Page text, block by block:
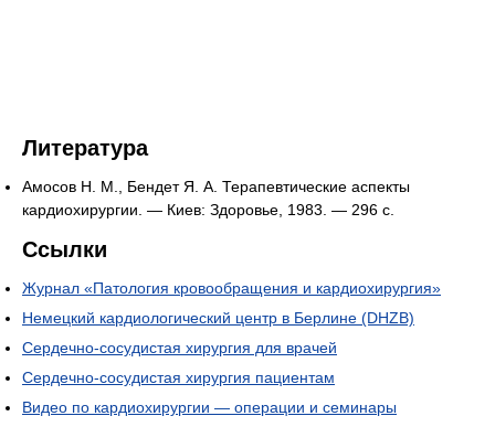
Литература
Амосов Н. М., Бендет Я. А. Терапевтические аспекты
кардиохирургии. — Киев: Здоровье, 1983. — 296 с.
Ссылки
Журнал «Патология кровообращения и кардиохирургия»
Немецкий кардиологический центр в Берлине (DHZB)
Сердечно-сосудистая хирургия для врачей
Сердечно-сосудистая хирургия пациентам
Видео по кардиохирургии — операции и семинары